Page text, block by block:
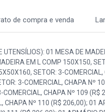
de compra e venda
01 MESA DE MADEIRA EM L COMP 200X170, SETOR: 1-ADMINISTRATIVO, CHAPA Nº 138 (R$ 61,00); 01 ARMÁRIO DE MADEIRA BAIXO C/1 PORTA COMP 60X50, SETOR: 1-ADMINISTRATIVO, CHAPA Nº 139 (R$ 128,00); 01 GAVETEIRO DE MADEIRA C/3 GAVETAS MARCA TEPERMAN, SETOR: 1-ADMINISTRATIVO, CHAPA Nº 143 (R$ 106,00); 01 MESA DE MADEIRA COMP 90X60, SETOR: 1-ADMINISTRATIVO, CHAPA Nº 144 (R$ 59,00); 01 GAVETEIRO DE MADEIRA C/4 GAVETAS, SETOR: 1-ADMINISTRATIVO, CHAPA Nº 153 (R$ 112,00); 01 IMPRESSORA LASER MARCA HP MOD JET 1020 NS. Q5911A, SETOR: 1-ADMINISTRATIVO, CHAPA Nº 170 (R$ 220,00); 01 TELEFONE COMUM MARCA SIEMENS MOD EUROSET 3005, SETOR: 1-ADMINISTRATIVO, CHAPA Nº 172 (R$ 11,00); 01 TELEFONE COMUM MARCA SIEMENS MOD EUROSET 3005, SETOR: 1-ADMINISTRATIVO, CHAPA Nº 173 (R$ 11,00); 01 TELEFONE COMUM MARCA SIEMENS MOD EUROSET 3005, SETOR: 1-ADMINISTRATIVO, CHAPA Nº 174 (R$ 11,00); 01 TELEFONE COMUM MARCA SIEMENS MOD EUROSET 3005, SETOR: 1-ADMINISTRATIVO, CHAPA Nº 175 (R$ 11,00); 01 IMPRESSORA LASER MARCA HP MOD JET 1020 NS. Q5911A, SETOR: 1-ADMINISTRATIVO, CHAPA Nº 176 (R$ 220,00); 01 MESA DE MADEIRA EM L COMP 150X150, SETOR: 1-ADMINISTRATIVO, CHAPA Nº 180 (R$ 61,00); 01 MESA DE MADEIRA EM L COMP 150X150, SETOR: 1-ADMINISTRATIVO, CHAPA Nº 181 (R$ 61,00); 01 MESA DE MADEIRA EM L COMP 150X150, SETOR: 1-ADMINISTRATIVO, CHAPA Nº 182 (R$ 61,00); 01 ARMÁRIO DE MADEIRA C/2 PORTAS BAIXO, SETOR: 1-ADMINISTRATIVO, CHAPA Nº 184 (R$ 154,00); 01 TELEFONE COMUM MARCA SIEMENS MOD EUROSET 3005, SETOR: 1-ADMINISTRATIVO, CHAPA Nº 196 (R$ 11,00); 01 TELEFONE COMUM MARCA SIEMENS MOD EUROSET 3005, SETOR: 1-ADMINISTRATIVO, CHAPA Nº 197 (R$ 11,00); 01 TELEFONE COMUM MARCA SIEMENS MOD EUROSET 3005, SETOR: 1-ADMINISTRATIVO, CHAPA Nº 198 (R$ 11,00); 01 CADEIRA FIXA COURVIN PRETO MARCA FLEXFORM, SETOR: 3-COMERCIAL, CHAPA Nº 199 (R$ 113,00); 01 CADEIRA FIXA COURVIN PRETO MARCA FLEXFORM, SETOR: 3-COMERCIAL, CHAPA Nº 200 (R$ 113,00); 01 CADEIRA FIXA COURVIN PRETO MARCA FLEXFORM, SETOR: 3-COMERCIAL, CHAPA Nº 201 (R$ 113,00); 01 CADEIRA FIXA COURVIN PRETO MARCA FLEXFORM, SETOR: 3-COMERCIAL, CHAPA Nº 202 (R$ 113,00); 01 CADEIRA FIXA COURVIN PRETO MARCA FLEXFORM, SETOR: 3-COMERCIAL, CHAPA Nº 203 (R$ 113,00); 01 MESA DE MADEIRA C/TAMPO REDONDO COMP 120X, SETOR: 1-ADMINISTRATIVO, CHAPA Nº 205 (R$ 75,00); 01 MESA DE MADEIRA EM L COMP 150X150X60, SETOR: 1-ADMINISTRATIVO, CHAPA Nº 208 (R$ 61,00); 01 MESA DE MADEIRA EM L COMP 150X150X60, SETOR: 1-ADMINISTRATIVO, CHAPA Nº 209 (R$ 61,00); 01 MESA DE MADEIRA EM L COMP 150X150X60, SETOR: 1-ADMINISTRATIVO, CHAPA Nº 210 (R$ 61,00); 01 MESA DE MADEIRA EM L COMP